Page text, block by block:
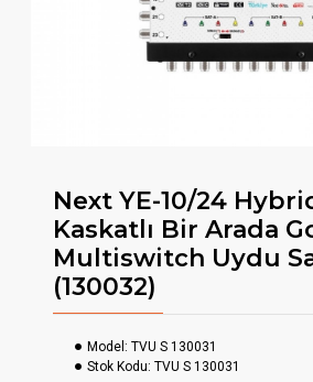
Next YE-10/24
Kaskatlı Bir Arada
Multiswitch Uydu
(130032)
Model: TVU S 130031
Stok Kodu: TVU S 130031